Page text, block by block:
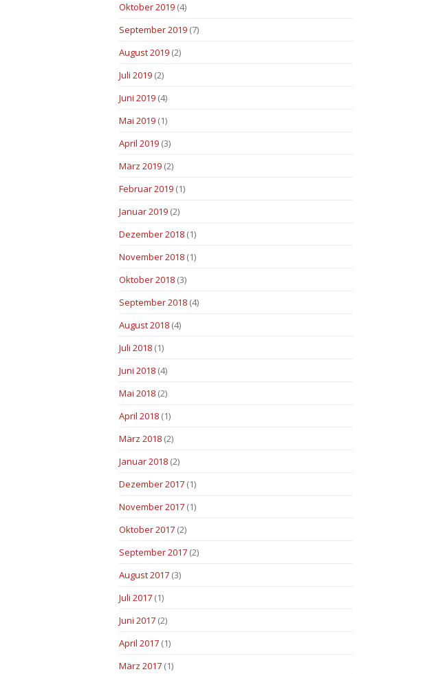
Oktober 2019 (4)
September 2019 (7)
August 2019 (2)
Juli 2019 (2)
Juni 2019 (4)
Mai 2019 (1)
April 2019 (3)
März 2019 (2)
Februar 2019 (1)
Januar 2019 (2)
Dezember 2018 (1)
November 2018 (1)
Oktober 2018 (3)
September 2018 (4)
August 2018 (4)
Juli 2018 (1)
Juni 2018 (4)
Mai 2018 (2)
April 2018 (1)
März 2018 (2)
Januar 2018 (2)
Dezember 2017 (1)
November 2017 (1)
Oktober 2017 (2)
September 2017 (2)
August 2017 (3)
Juli 2017 (1)
Juni 2017 (2)
April 2017 (1)
März 2017 (1)